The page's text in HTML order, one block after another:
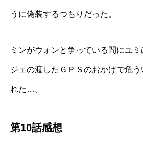
うに偽装するつもりだった。
ミンがウォンと争っている間にユ
ジェの渡したＧＰＳのおかげで危
れた…。
第10話感想